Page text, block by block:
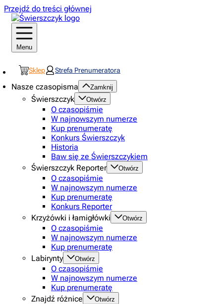
Przejdź do treści głównej
Menu
Sklep Strefa Prenumeratora
Nasze czasopisma Zamknij
Świerszczyk Otwórz
O czasopiśmie
W najnowszym numerze
Kup prenumeratę
Konkurs Świerszczyk
Historia
Baw się ze Świerszczykiem
Świerszczyk Reporter
Otwórz
O czasopiśmie
W najnowszym numerze
Kup prenumeratę
Konkurs Reporter
Krzyżówki i łamigłówki
Otwórz
O czasopiśmie
W najnowszym numerze
Kup prenumeratę
Labirynty
Otwórz
O czasopiśmie
W najnowszym numerze
Kup prenumeratę
Znajdź różnice
Otwórz